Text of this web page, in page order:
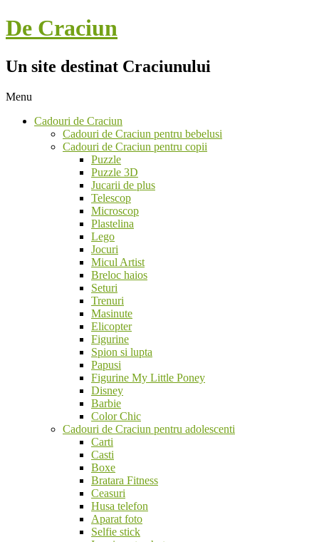
Skip
to
De Craciun
Un site destinat Craciunului
Navigation
Menu
Cadouri de Craciun
Cadouri de Craciun pentru bebelusi
Cadouri de Craciun pentru copii
Puzzle
Puzzle 3D
Jucarii de plus
Telescop
Microscop
Plastelina
Lego
Jocuri
Micul Artist
Breloc haios
Seturi
Trenuri
Masinute
Elicopter
Figurine
Spion si lupta
Papusi
Figurine My Little Poney
Disney
Barbie
Color Chic
Cadouri de Craciun pentru adolescenti
Carti
Casti
Boxe
Bratara Fitness
Ceasuri
Husa telefon
Aparat foto
Selfie stick